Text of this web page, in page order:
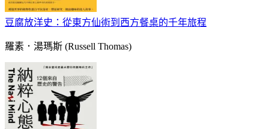
豆腐放洋史：從東方仙術到西方餐桌的千年旅程
羅素．湯瑪斯 (Russell Thomas)